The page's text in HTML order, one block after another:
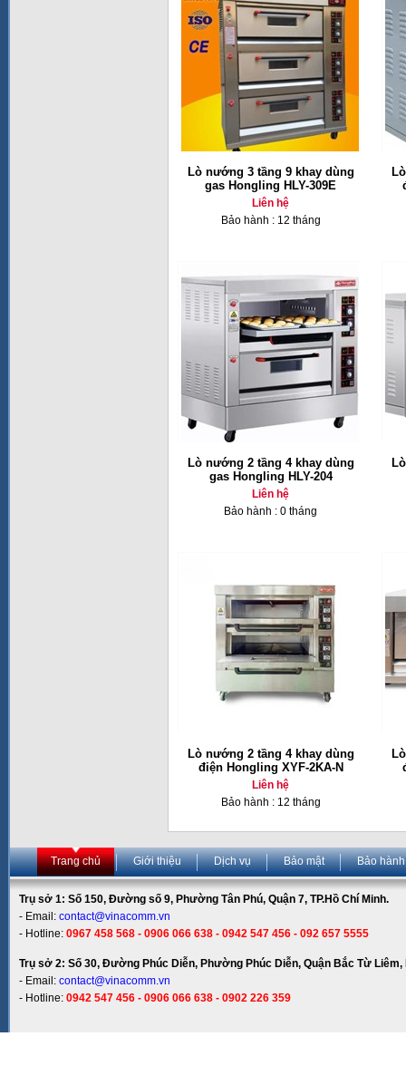
Lò nướng 3 tầng 9 khay dùng
gas Hongling HLY-309E
Liên hệ
Bảo hành : 12 tháng
Lò nướng 2 tầng 4 khay dùng
gas Hongling HLY-204
Liên hệ
Bảo hành : 0 tháng
Lò nướng 2 tầng 4 khay dùng
điện Hongling XYF-2KA-N
Liên hệ
Bảo hành : 12 tháng
Trang chủ Giới thiệu Dịch vụ Bảo mật Bảo hành
Trụ sở 1: Số 150, Đường số 9, Phường Tân Phú, Quận 7, TP.Hồ Chí Minh.
- Email: contact@vinacomm.vn
- Hotline: 0967 458 568 - 0906 066 638 - 0942 547 456 - 092 657 5555
Trụ sở 2: Số 30, Đường Phúc Diễn, Phường Phúc Diễn, Quận Bắc Từ Liêm,
- Email: contact@vinacomm.vn
- Hotline: 0942 547 456 - 0906 066 638 - 0902 226 359